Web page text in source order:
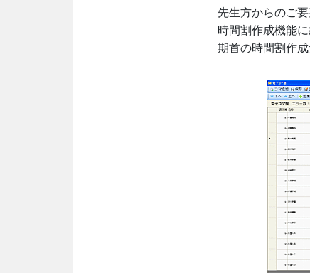
先生方からのご
時間割作成機能
期首の時間割作